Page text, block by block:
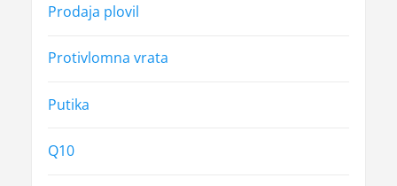
Prodaja plovil
Protivlomna vrata
Putika
Q10